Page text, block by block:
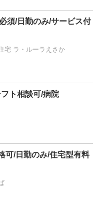
須/日勤のみ/サービス付
宅 ラ・ルーラえさか
ト相談可/病院
可/日勤のみ/住宅型有料